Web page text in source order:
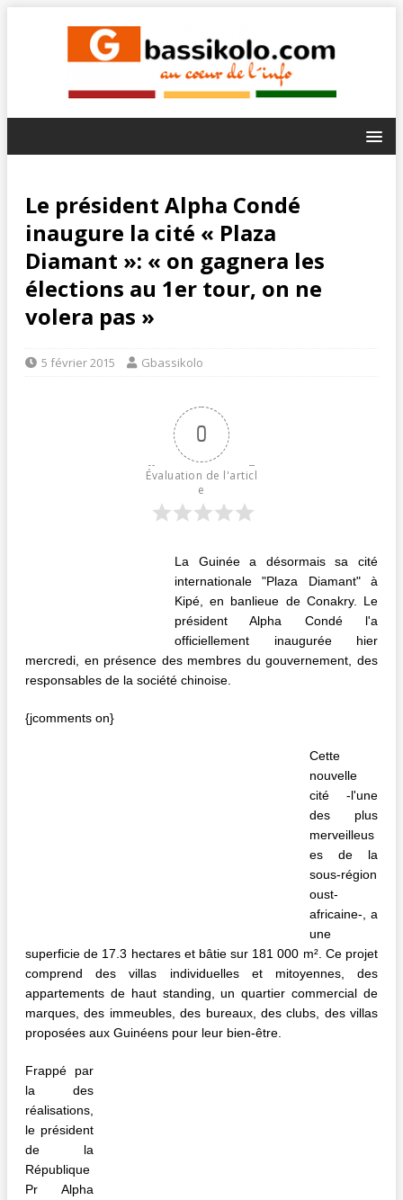
Le président Alpha Condé
inaugure la cité « Plaza
Diamant »: « on gagnera les
élections au 1er tour, on ne
volera pas »
5 février 2015 Gbassikolo
0
Évaluation de l'articl
e
La Guinée a désormais sa cité
internationale "Plaza Diamant" à
Kipé, en banlieue de Conakry. Le
président Alpha Condé l'a
officiellement inaugurée hier
mercredi, en présence des membres du gouvernement, des
responsables de la société chinoise.
{jcomments on}
Cette
nouvelle
cité -l'une
des plus
merveilleus
es de la
sous-région
oust-
africaine-, a
une
superficie de 17.3 hectares et bâtie sur 181 000 m². Ce projet
comprend des villas individuelles et mitoyennes, des
appartements de haut standing, un quartier commercial de
marques, des immeubles, des bureaux, des clubs, des villas
proposées aux Guinéens pour leur bien-être.
Frappé par
la des
réalisations,
le président
de la
République
Pr Alpha